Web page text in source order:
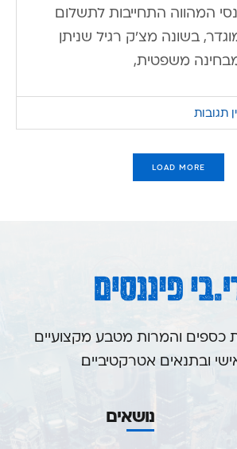
המהווה התחייבות לתשלום
בשונה מצ'ק רגיל שניתן
מבחינה משפטית,
תגובות
LOAD MORE
כספים והמרות מטבע מקצועיים
אישי ובתנאים אטרקטיביים.
נושאים